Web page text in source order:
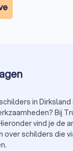
in
Bij
vind je de
schilders die